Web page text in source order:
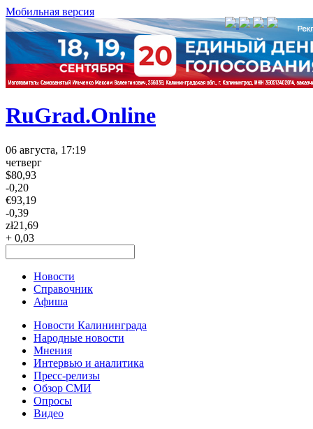
Мобильная версия
RuGrad.Online
06 августа, 17:19
четверг
$80,93
-0,20
€93,19
-0,39
zł21,69
+ 0,03
Новости
Справочник
Афиша
Новости Калининграда
Народные новости
Мнения
Интервью и аналитика
Пресс-релизы
Обзор СМИ
Опросы
Видео